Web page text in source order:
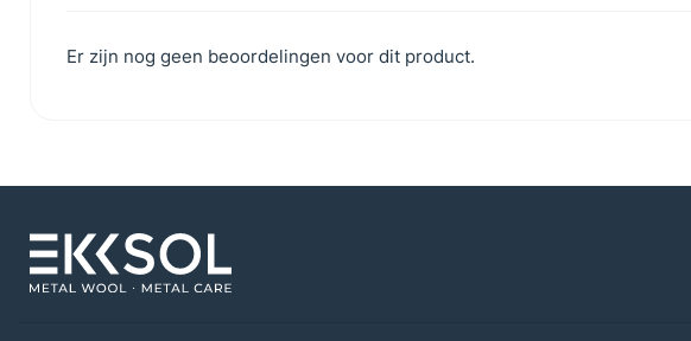
Er zijn nog geen beoordelingen voor dit product.